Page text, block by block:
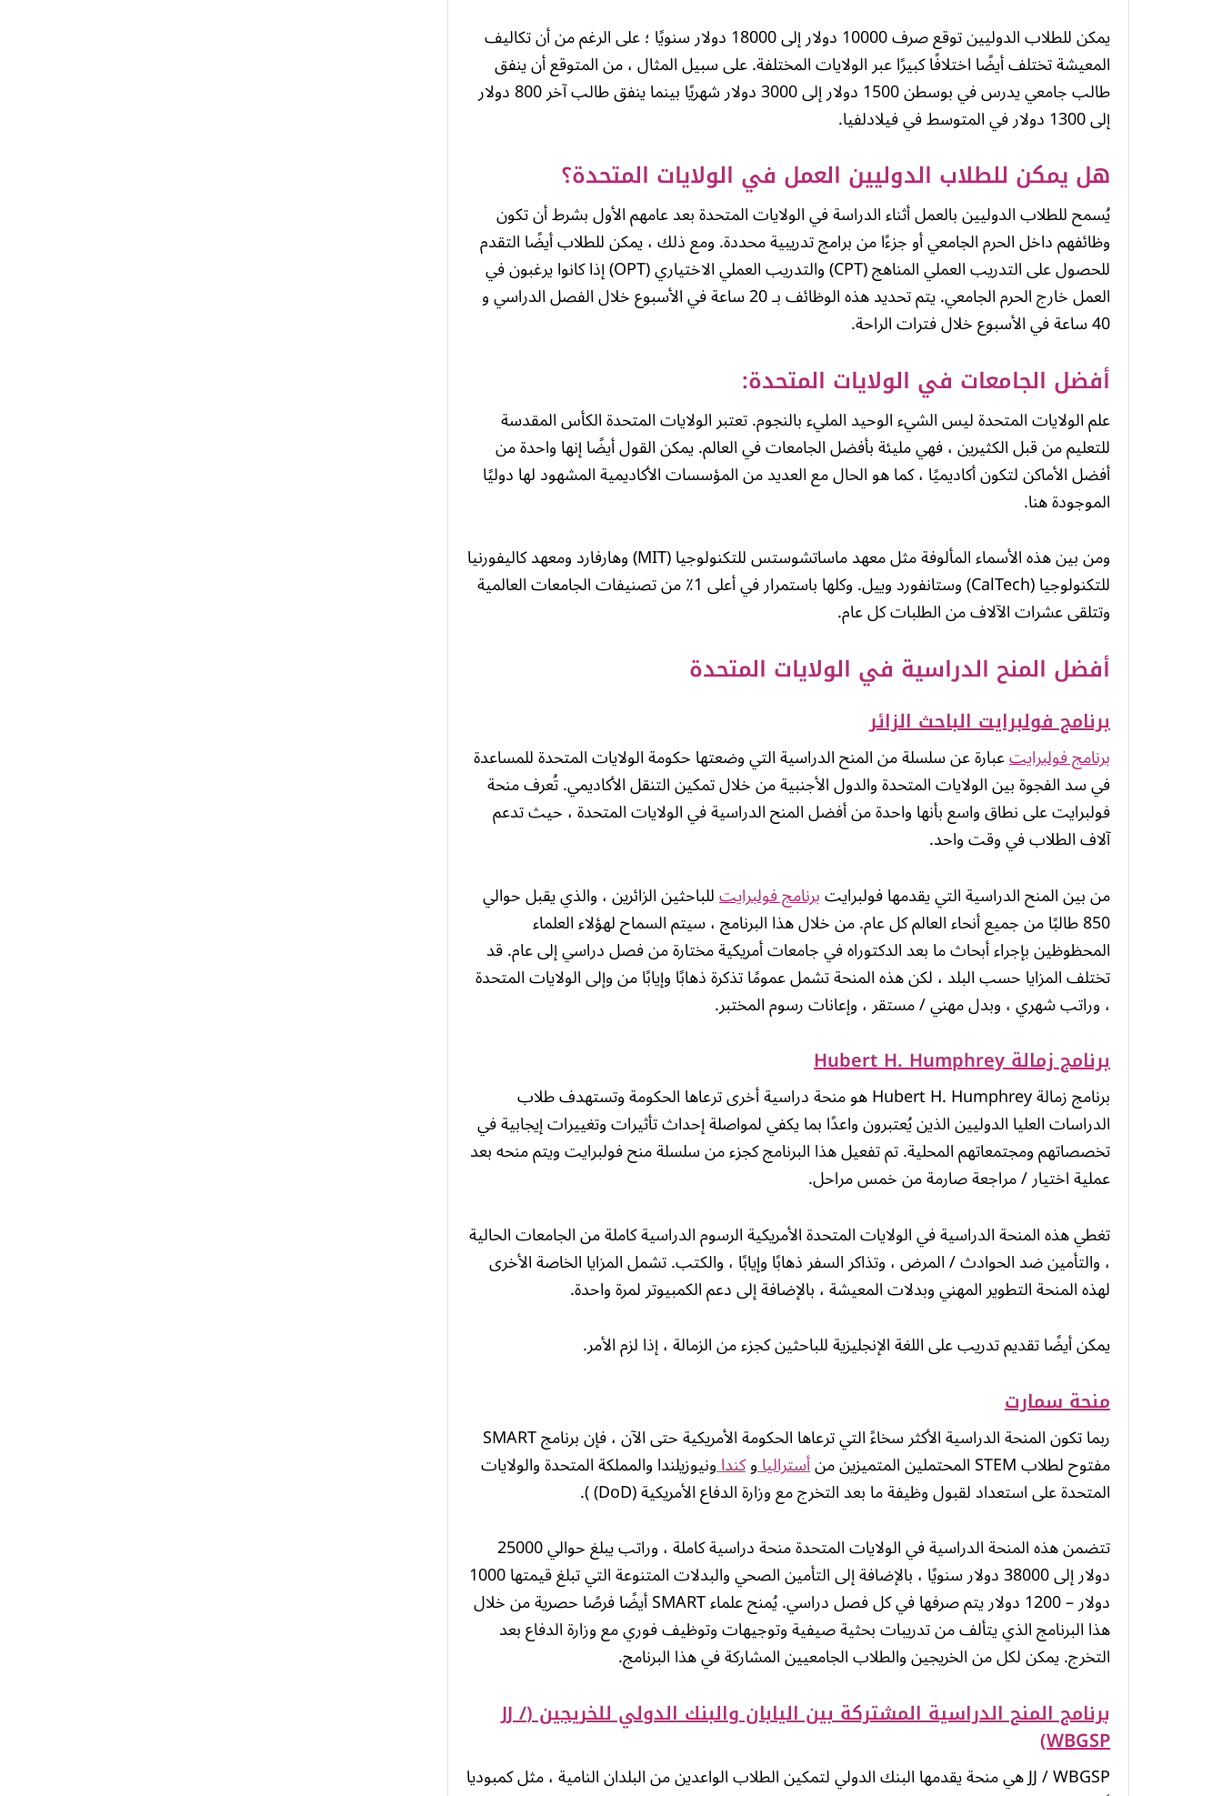
يمكن للطلاب الدوليين توقع صرف 10000 دولار إلى 18000 دولار سنويًا ؛ على الرغم من أن تكاليف
المعيشة تختلف أيضًا اختلافًا كبيرًا عبر الولايات المختلفة. على سبيل المثال ، من المتوقع أن ينفق
طالب جامعي يدرس في بوسطن 1500 دولار إلى 3000 دولار شهريًا بينما ينفق طالب آخر 800 دولار
إلى 1300 دولار في المتوسط في فيلادلفيا.
هل يمكن للطلاب الدوليين العمل في الولايات المتحدة؟
يُسمح للطلاب الدوليين بالعمل أثناء الدراسة في الولايات المتحدة بعد عامهم الأول بشرط أن تكون
وظائفهم داخل الحرم الجامعي أو جزءًا من برامج تدريبية محددة. ومع ذلك ، يمكن للطلاب أيضًا التقدم
للحصول على التدريب العملي المناهج (CPT) والتدريب العملي الاختياري (OPT) إذا كانوا يرغبون في
العمل خارج الحرم الجامعي. يتم تحديد هذه الوظائف بـ 20 ساعة في الأسبوع خلال الفصل الدراسي و
40 ساعة في الأسبوع خلال فترات الراحة.
أفضل الجامعات في الولايات المتحدة:
علم الولايات المتحدة ليس الشيء الوحيد المليء بالنجوم. تعتبر الولايات المتحدة الكأس المقدسة
للتعليم من قبل الكثيرين ، فهي مليئة بأفضل الجامعات في العالم. يمكن القول أيضًا إنها واحدة من
أفضل الأماكن لتكون أكاديميًا ، كما هو الحال مع العديد من المؤسسات الأكاديمية المشهود لها دوليًا
الموجودة هنا.
ومن بين هذه الأسماء المألوفة مثل معهد ماساتشوستس للتكنولوجيا (MIT) وهارفارد ومعهد كاليفورنيا
للتكنولوجيا (CalTech) وستانفورد وييل. وكلها باستمرار في أعلى 1٪ من تصنيفات الجامعات العالمية
وتتلقى عشرات الآلاف من الطلبات كل عام.
أفضل المنح الدراسية في الولايات المتحدة
برنامج فولبرايت الباحث الزائر
برنامج فولبرايتعبارة عن سلسلة من المنح الدراسية التي وضعتها حكومة الولايات المتحدة للمساعدة
في سد الفجوة بين الولايات المتحدة والدول الأجنبية من خلال تمكين التنقل الأكاديمي. تُعرف منحة
فولبرايت على نطاق واسع بأنها واحدة من أفضل المنح الدراسية في الولايات المتحدة ، حيث تدعم
آلاف الطلاب في وقت واحد.
من بين المنح الدراسية التي يقدمها فولبرايتبرنامج فولبرايتللباحثين الزائرين ، والذي يقبل حوالي
850 طالبًا من جميع أنحاء العالم كل عام. من خلال هذا البرنامج ، سيتم السماح لهؤلاء العلماء
المحظوظين بإجراء أبحاث ما بعد الدكتوراه في جامعات أمريكية مختارة من فصل دراسي إلى عام. قد
تختلف المزايا حسب البلد ، لكن هذه المنحة تشمل عمومًا تذكرة ذهابًا وإيابًا من وإلى الولايات المتحدة
، وراتب شهري ، وبدل مهني / مستقر ، وإعانات رسوم المختبر.
برنامج زمالة Hubert H. Humphrey
برنامج زمالة Hubert H. Humphrey هو منحة دراسية أخرى ترعاها الحكومة وتستهدف طلاب
الدراسات العليا الدوليين الذين يُعتبرون واعدًا بما يكفي لمواصلة إحداث تأثيرات وتغييرات إيجابية في
تخصصاتهم ومجتمعاتهم المحلية. تم تفعيل هذا البرنامج كجزء من سلسلة منح فولبرايت ويتم منحه بعد
عملية اختيار / مراجعة صارمة من خمس مراحل.
تغطي هذه المنحة الدراسية في الولايات المتحدة الأمريكية الرسوم الدراسية كاملة من الجامعات الحالية
، والتأمين ضد الحوادث / المرض ، وتذاكر السفر ذهابًا وإيابًا ، والكتب. تشمل المزايا الخاصة الأخرى
لهذه المنحة التطوير المهني وبدلات المعيشة ، بالإضافة إلى دعم الكمبيوتر لمرة واحدة.
يمكن أيضًا تقديم تدريب على اللغة الإنجليزية للباحثين كجزء من الزمالة ، إذا لزم الأمر.
منحة سمارت
ربما تكون المنحة الدراسية الأكثر سخاءً التي ترعاها الحكومة الأمريكية حتى الآن ، فإن برنامج SMART
مفتوح لطلاب STEM المحتملين المتميزين من أسترالياوكنداونيوزيلندا والمملكة المتحدة والولايات
المتحدة على استعداد لقبول وظيفة ما بعد التخرج مع وزارة الدفاع الأمريكية (DoD) ).
تتضمن هذه المنحة الدراسية في الولايات المتحدة منحة دراسية كاملة ، وراتب يبلغ حوالي 25000
دولار إلى 38000 دولار سنويًا ، بالإضافة إلى التأمين الصحي والبدلات المتنوعة التي تبلغ قيمتها 1000
دولار – 1200 دولار يتم صرفها في كل فصل دراسي. يُمنح علماء SMART أيضًا فرصًا حصرية من خلال
هذا البرنامج الذي يتألف من تدريبات بحثية صيفية وتوجيهات وتوظيف فوري مع وزارة الدفاع بعد
التخرج. يمكن لكل من الخريجين والطلاب الجامعيين المشاركة في هذا البرنامج.
ب
رنامج المنح الدراسية المشتركة بين اليابان والبنك الدولي للخريجين (JJ /
WBGSP)
JJ / WBGSP هي منحة يقدمها البنك الدولي لتمكين الطلاب الواعدين من البلدان النامية ، مثل كمبوديا